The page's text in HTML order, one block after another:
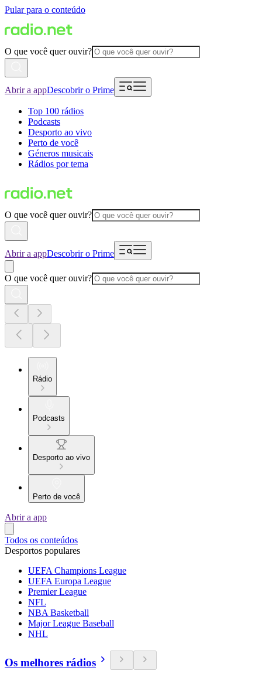
Pular para o conteúdo
O que você quer ouvir?
Abrir a appDescobrir o Prime
Top 100 rádios
Podcasts
Desporto ao vivo
Perto de você
Géneros musicais
Rádios por tema
O que você quer ouvir?
Abrir a appDescobrir o Prime
O que você quer ouvir?
Rádio
Podcasts
Desporto ao vivo
Perto de você
Abrir a app
Todos os conteúdos
Desportos populares
UEFA Champions League
UEFA Europa League
Premier League
NFL
NBA Basketball
Major League Baseball
NHL
Os melhores rádios